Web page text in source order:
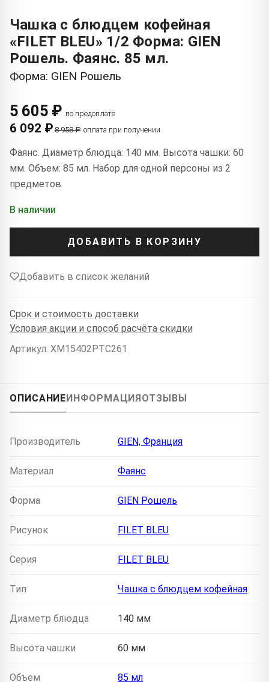
Чашка с блюдцем кофейная
«FILET BLEU» 1/2 Форма: GIEN
Рошель. Фаянс. 85 мл.
Форма: GIEN Рошель
5 605 ₽ по предоплате
6 092 ₽ 8 958 ₽ оплата при получении
Фаянс. Диаметр блюдца: 140 мм. Высота чашки: 60
мм. Объем: 85 мл. Набор для одной персоны из 2
предметов.
В наличии
ДОБАВИТЬ В КОРЗИНУ
Добавить в список желаний
Срок и стоимость доставки
Условия акции и способ расчёта скидки
Артикул: XM15402PTC261
ОПИСАНИЕИНФОРМАЦИЯОТЗЫВЫ
Производитель GIEN, Франция
Материал Фаянс
Форма GIEN Рошель
Рисунок FILET BLEU
Серия FILET BLEU
Тип Чашка с блюдцем кофейная
Диаметр блюдца 140 мм
Высота чашки 60 мм
Объем 85 мл